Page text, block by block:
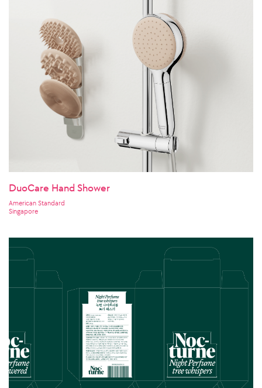
DuoCare Hand Shower
American Standard
Singapore